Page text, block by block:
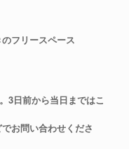
フリースペース
3日前から当日まではこ
お問い合わせくださ